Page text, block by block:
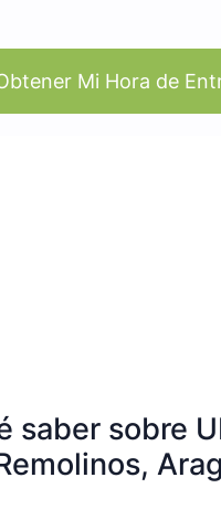
Mi Hora de
saber sobre